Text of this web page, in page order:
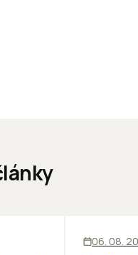
06. 08.